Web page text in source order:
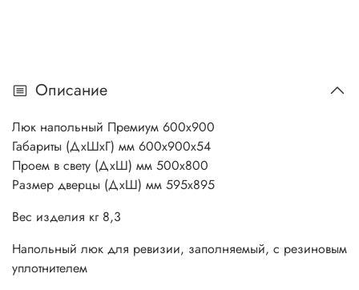
Описание
Люк напольный Премиум 600х900
Габариты (ДхШхГ) мм 600х900х54
Проем в свету (ДхШ) мм 500х800
Размер дверцы (ДхШ) мм 595х895
Вес изделия кг 8,3
Напольный люк для ревизии, заполняемый, с резиновым
уплотнителем